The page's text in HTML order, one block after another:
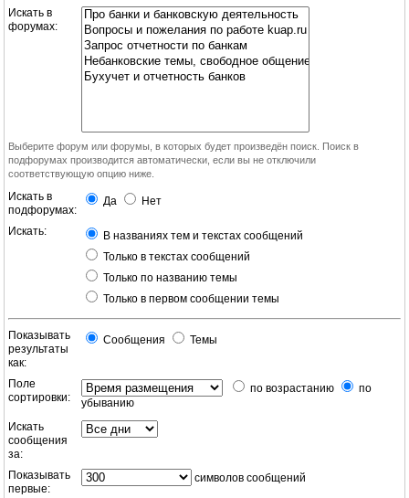
Искать в
форумах:
Выберите форум или форумы, в которых будет произведён поиск. Поиск в
подфорумах производится автоматически, если вы не отключили
соответствующую опцию ниже.
Искать в
подфорумах:
Да Нет
Искать:
В названиях тем и текстах сообщений
Только в текстах сообщений
Только по названию темы
Только в первом сообщении темы
Показывать
результаты
как:
Сообщения Темы
Поле
сортировки:
по возрастанию
по
убыванию
Искать
сообщения
за:
Показывать
первые:
символов сообщений